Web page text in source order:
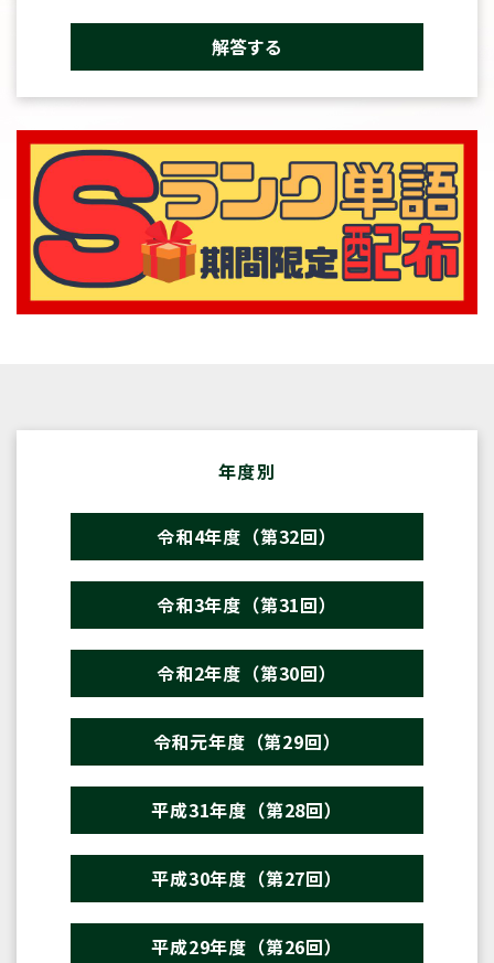
解答する
年度別
令和4年度（第32回）
令和3年度（第31回）
令和2年度（第30回）
令和元年度（第29回）
平成31年度（第28回）
平成30年度（第27回）
平成29年度（第26回）